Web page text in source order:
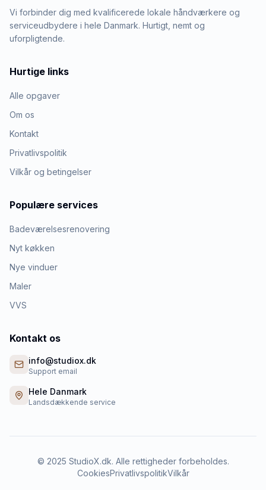
Vi forbinder dig med kvalificerede lokale håndværkere og
serviceudbydere i hele Danmark. Hurtigt, nemt og
uforpligtende.
Hurtige links
Alle opgaver
Om os
Kontakt
Privatlivspolitik
Vilkår og betingelser
Populære services
Badeværelsesrenovering
Nyt køkken
Nye vinduer
Maler
VVS
Kontakt os
info@studiox.dk
Support email
Hele Danmark
Landsdækkende service
© 2025 StudioX.dk. Alle rettigheder forbeholdes.
CookiesPrivatlivspolitikVilkår